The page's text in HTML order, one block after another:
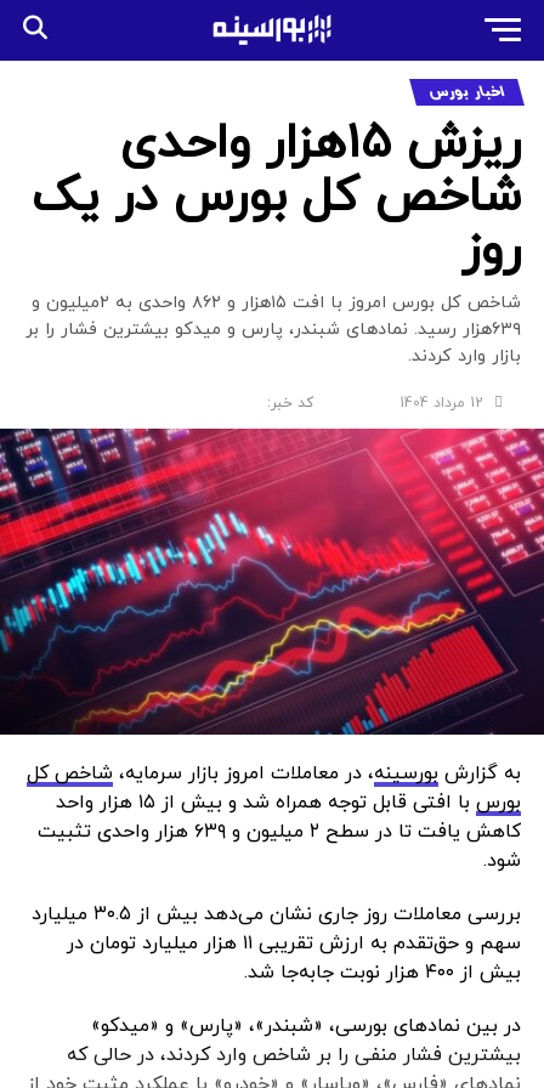
اخبار بورس
ریزش ۱۵هزار واحدی
شاخص کل بورس در یک
روز
شاخص کل بورس امروز با افت ۱۵هزار و ۸۶۲ واحدی به ۲میلیون و
۶۳۹هزار رسید. نمادهای شبندر، پارس و میدکو بیشترین فشار را بر
بازار وارد کردند.
12 مرداد 1404
به گزارش بورسینه، در معاملات امروز بازار سرمایه، شاخص کل
بورس
با افتی قابل توجه همراه شد و بیش از ۱۵ هزار واحد
کاهش یافت تا در سطح ۲ میلیون و ۶۳۹ هزار واحدی تثبیت
شود.
بررسی معاملات روز جاری نشان می‌دهد بیش از ۳۰.۵ میلیارد
سهم و حق‌تقدم به ارزش تقریبی ۱۱ هزار میلیارد تومان در
بیش از ۴۰۰ هزار نوبت جابه‌جا شد.
در بین نمادهای بورسی، «شبندر»، «پارس» و «میدکو»
بیشترین فشار منفی را بر شاخص وارد کردند، در حالی‌ که